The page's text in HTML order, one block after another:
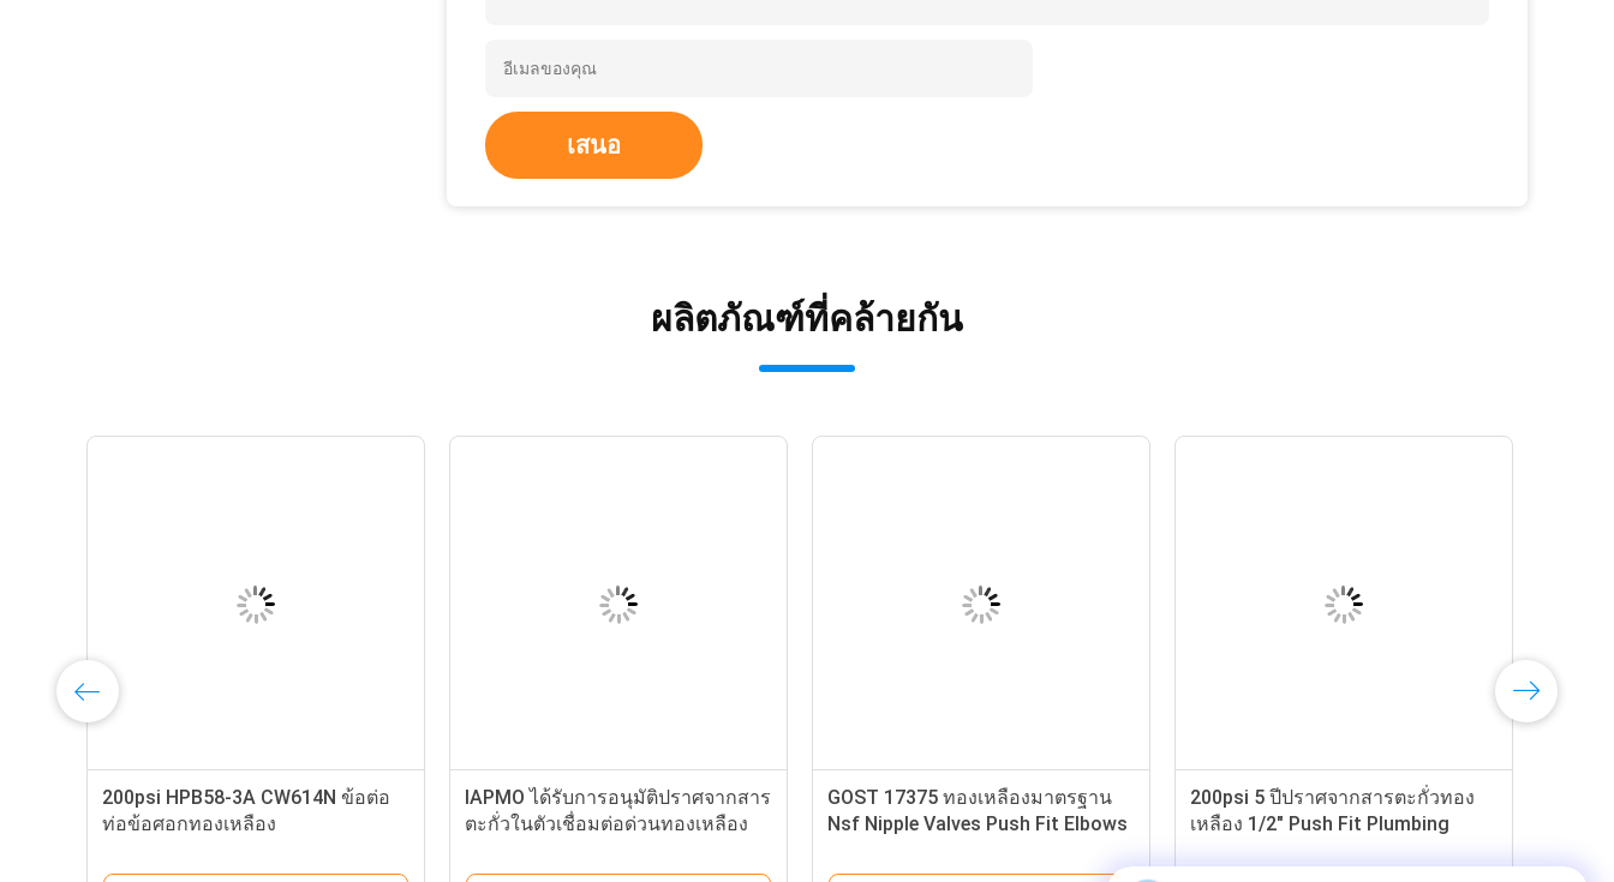
เสนอ
ผลิตภัณฑ์ที่คล้ายกัน
200psi HPB58-3A CW614N ข้อต่อ
ท่อข้อศอกทองเหลือง
IAPMO ได้รับการอนุมัติปราศจากสาร
ตะกั่วในตัวเชื่อมต่อด่วนทองเหลือง
GOST 17375 ทองเหลืองมาตรฐาน
Nsf Nipple Valves Push Fit Elbows
200psi 5 ปีปราศจากสารตะกั่วทอง
เหลือง 1/2" Push Fit Plumbing